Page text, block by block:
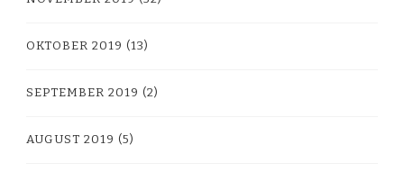
OKTOBER 2019 (13)
SEPTEMBER 2019 (2)
AUGUST 2019 (5)